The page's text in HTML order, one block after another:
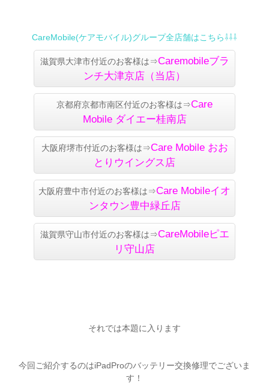
CareMobile(ケアモバイル)グループ全店舗はこちら⇩⇩⇩
滋賀県大津市付近のお客様は⇒Caremobileブラ
ンチ大津京店（当店）
京都府京都市南区付近のお客様は⇒Care
Mobileダイエー桂南店
大阪府堺市付近のお客様は⇒Care Mobileおお
とりウイングス店
大阪府豊中市付近のお客様は⇒Care Mobileイオ
ンタウン豊中緑丘店
滋賀県守山市付近のお客様は⇒CareMobileピエ
リ守山店
それでは本題に入ります
今回ご紹介するのはiPadProのバッテリー交換修理でございま
す！